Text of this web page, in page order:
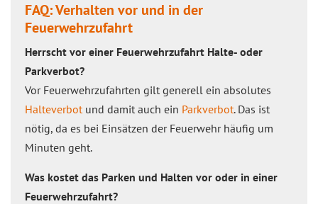
FAQ: Verhalten vor und in der
Feuerwehrzufahrt
Herrscht vor einer Feuerwehrzufahrt Halte- oder
Pa‌rk‌verbot?
Vor Feuerwehrzufahrten gilt generell ein absolutes
Halteverbotund damit auch ein Parkverbot. Das ist
nötig, da es bei Einsätzen der Feuerwehr häufig um
Minuten geht.
Was kostet das Parken und Halten vor oder in einer
Feuerwehrzufahrt?